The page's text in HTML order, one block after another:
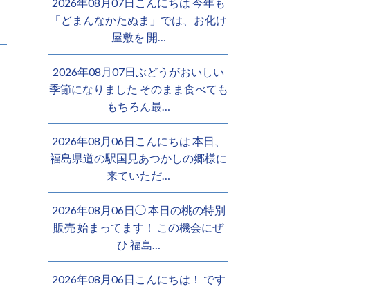
「どまんなかたぬま」では、お化け
屋敷を 開…
2026年08月07日ぶどうがおいしい
季節になりました そのまま食べても
もちろん最…
2026年08月06日こんにちは 本日、
福島県道の駅国見あつかしの郷様に
来ていただ…
2026年08月06日◯ 本日の桃の特別
販売 始まってます！ この機会にぜ
ひ 福島…
2026年08月06日こんにちは！ です